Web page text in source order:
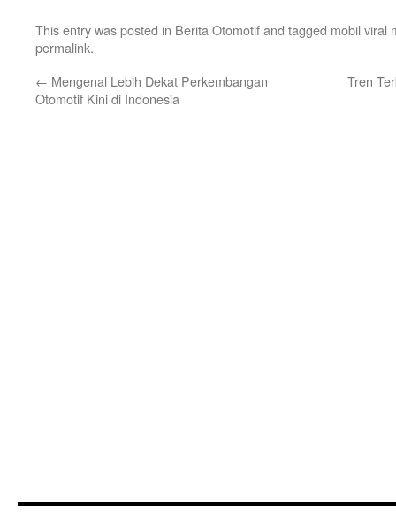
This entry was posted in Berita Otomotifand tagged mobil viral
permalink.
← Mengenal Lebih Dekat Perkembangan
Otomotif Kini di Indonesia
Tren